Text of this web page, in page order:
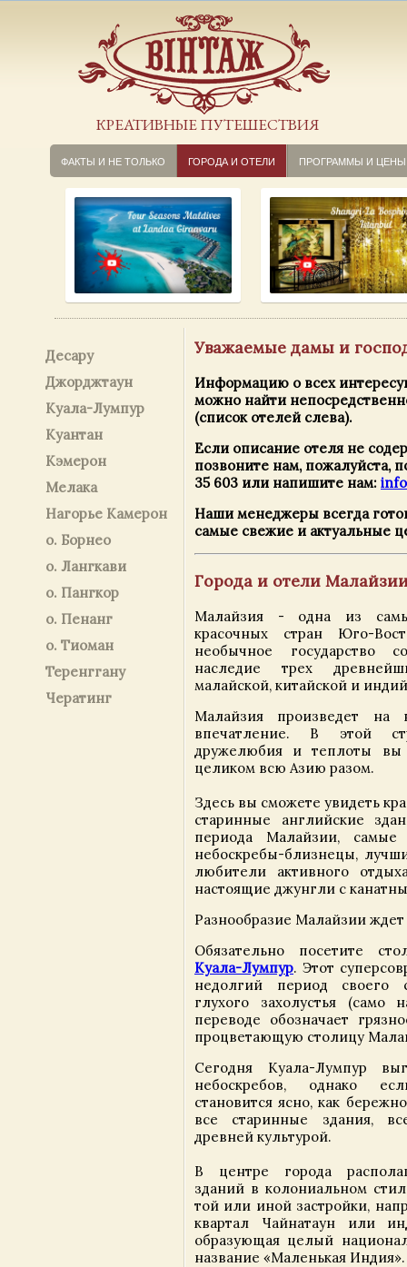
КРЕАТИВНЫЕ ПУТЕШЕСТВИЯ
ФАКТЫ И НЕ ТОЛЬКО ГОРОДА И ОТЕЛИ ПРОГРАММЫ И ЦЕНЫ
Десару
Джорджтаун
Куала-Лумпур
Куантан
Кэмерон
Мелака
Нагорье Камерон
о. Борнео
о. Лангкави
о. Пангкор
о. Пенанг
о. Тиоман
Теренггану
Чератинг
Уважаемые дамы и
Информацию о всех
можно найти
(список отелей слева).
Если описание отеля не
позвоните нам, пожалуйста,
35 603 или напишите нам:
Наши менеджеры всегда
самые свежие и актуальные
Города и отели
Малайзия - одна из
красочных стран Юго-
необычное государство
наследие трех
малайской, китайской и
Малайзия произведет на
впечатление. В этой
дружелюбия и теплоты вы
целиком всю Азию разом.
Здесь вы сможете увидеть
старинные английские
периода Малайзии,
небоскребы-близнецы,
любители активного
настоящие джунгли с
Разнообразие Малайзии ждет
Обязательно посетите
Куала-Лумпур. Этот
недолгий период своего
глухого захолустья (само
переводе обозначает
процветающую столицу
Сегодня Куала-Лумпур
небоскребов, однако
становится ясно, как
все старинные здания,
древней культурой.
В центре города
зданий в колониальном
той или иной застройки,
квартал Чайнатаун или
образующая целый
название «Маленькая Индия».